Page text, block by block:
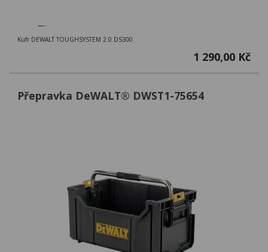
Kufr DEWALT TOUGHSYSTEM 2.0 DS300
1 290,00 Kč
Přepravka DeWALT® DWST1-75654